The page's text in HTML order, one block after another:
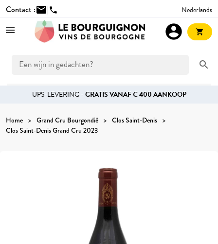
Contact :mail|phone Nederlands
search
account_circle shopping_cart
UPS-LEVERING -GRATIS VANAF € 400 AANKOOP
Home Grand Cru Bourgondië
Clos Saint-Denis
Clos Saint-Denis Grand Cru 2023